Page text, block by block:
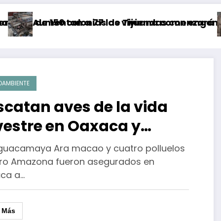
colonias de Tijuana comenzará a partir
a 77 las viviendas con engomado
aves de la vida
en Oaxaca y
a quien las
Ara macao y cuatro polluelos
Amazona fueron asegurados en
a…
Más